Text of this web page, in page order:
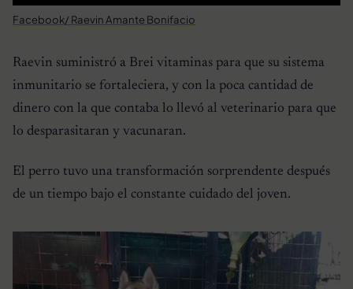
Facebook/ Raevin Amante Bonifacio
Raevin suministró a Brei vitaminas para que su sistema
inmunitario se fortaleciera, y con la poca cantidad de
dinero con la que contaba lo llevó al veterinario para que
lo desparasitaran y vacunaran.
El perro tuvo una transformación sorprendente después
de un tiempo bajo el constante cuidado del joven.